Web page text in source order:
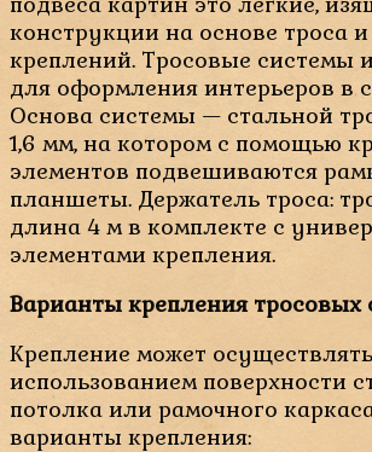
конструкции на основе троса
креплений. Тросовые системы
для оформления интерьеров в
Основа системы — стальной
1,6 мм, на котором с помощью
элементов подвешиваются
планшеты. Держатель троса:
длина 4 м в комплекте с
элементами крепления.
Варианты крепления тросовых
Крепление может
использованием поверхности
потолка или рамочного
варианты крепления: